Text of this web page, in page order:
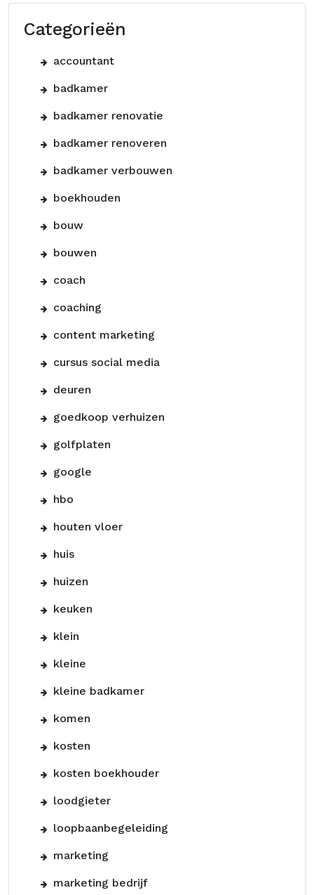
Categorieën
accountant
badkamer
badkamer renovatie
badkamer renoveren
badkamer verbouwen
boekhouden
bouw
bouwen
coach
coaching
content marketing
cursus social media
deuren
goedkoop verhuizen
golfplaten
google
hbo
houten vloer
huis
huizen
keuken
klein
kleine
kleine badkamer
komen
kosten
kosten boekhouder
loodgieter
loopbaanbegeleiding
marketing
marketing bedrijf